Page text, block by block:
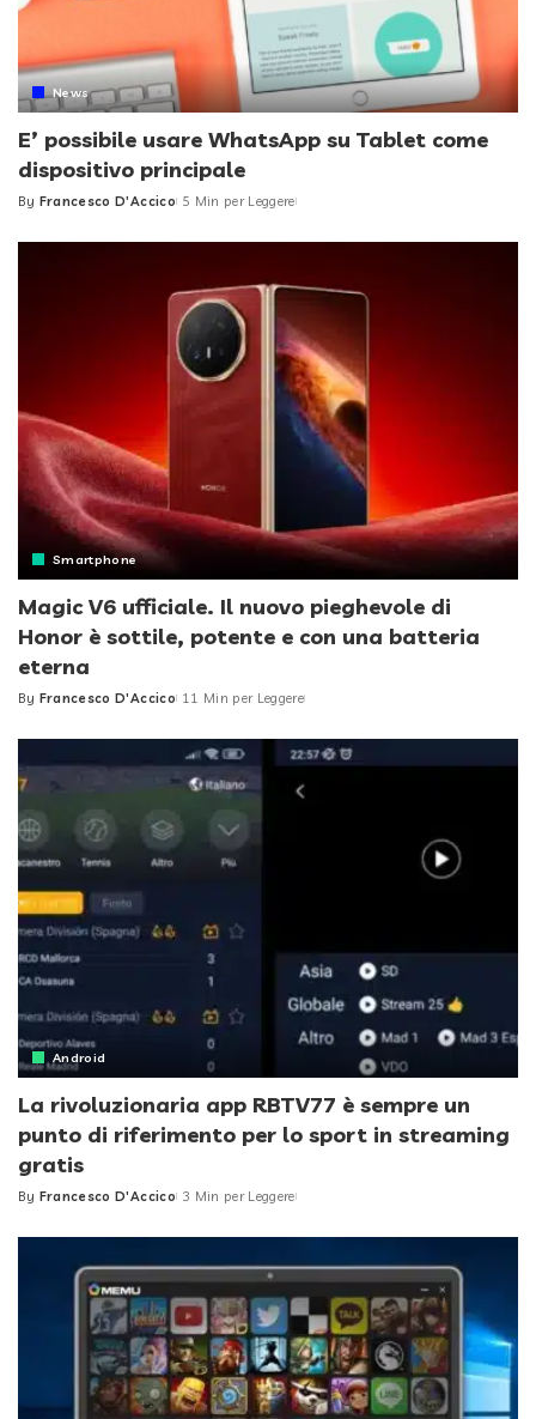
News
E’ possibile usare WhatsApp su Tablet come
dispositivo principale
Posted
By Francesco D'Accico 5 Min per Leggere
Smartphone
Magic V6 ufficiale. Il nuovo pieghevole di
Honor è sottile, potente e con una batteria
eterna
Posted
By Francesco D'Accico 11 Min per Leggere
Android
La rivoluzionaria app RBTV77 è sempre un
punto di riferimento per lo sport in streaming
gratis
Posted
By Francesco D'Accico 3 Min per Leggere